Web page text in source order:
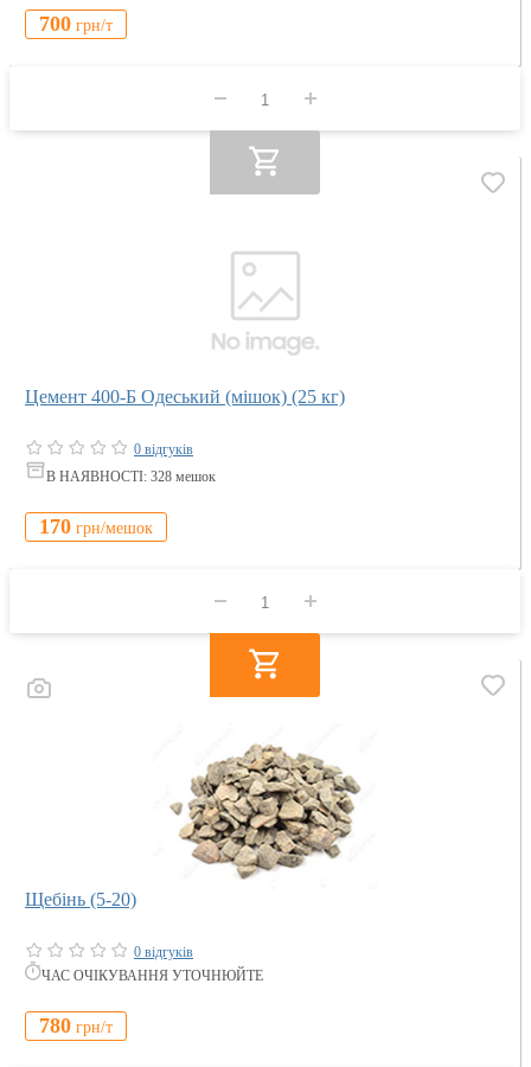
700 грн/т
Цемент 400-Б Одеський (мішок) (25 кг)
0 відгуків
В НАЯВНОСТІ: 328 мешок
170 грн/мешок
Щебінь (5-20)
0 відгуків
ЧАС ОЧІКУВАННЯ УТОЧНЮЙТЕ
780 грн/т